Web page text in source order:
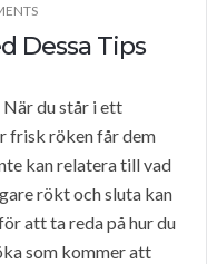
Dessa Tips
du står i ett
frisk röken får dem
kan relatera till vad
rökt och sluta kan
att ta reda på hur du
som kommer att